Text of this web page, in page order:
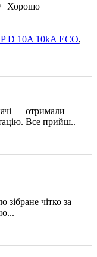
Хорошо
D 10A 10kA ECO,
— отримали
Все прийш..
зібране чітко за